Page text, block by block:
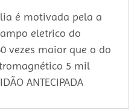
é motivada pela a
eletrico do
vezes maior que o do
5 mil
ANTECIPADA